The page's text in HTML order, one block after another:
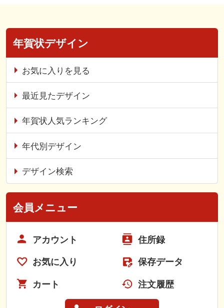
年賀状デザイン
お気に入りを見る
最近見たデザイン
年賀状人気ランキング
年代別デザイン
デザイン検索
会員メニュー
アカウント 住所録
お気に入り 保存データ
カート 注文履歴